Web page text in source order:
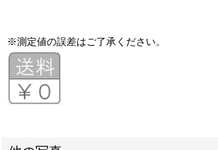
※測定値の誤差はご了承ください。